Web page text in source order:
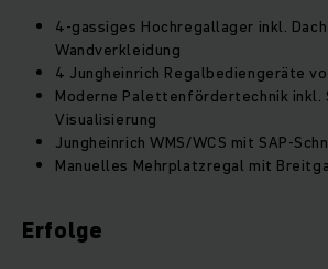
4-gassiges Hochregallager inkl.
Wandverkleidung
4 Jungheinrich Regalbediengeräte
Moderne Palettenfördertechnik inkl.
Visualisierung
Jungheinrich WMS/WCS mit SAP-
Manuelles Mehrplatzregal mit
Erfolge